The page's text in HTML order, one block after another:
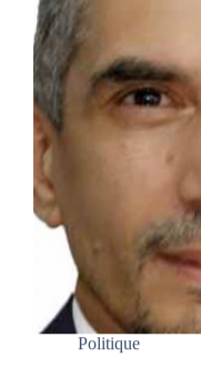
Politique